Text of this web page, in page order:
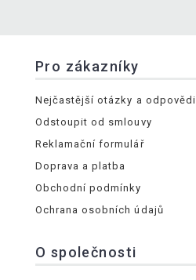
Pro zákazníky
Nejčastější otázky a odpovědi
Odstoupit od smlouvy
Reklamační formulář
Doprava a platba
Obchodní podmínky
Ochrana osobních údajů
O společnosti